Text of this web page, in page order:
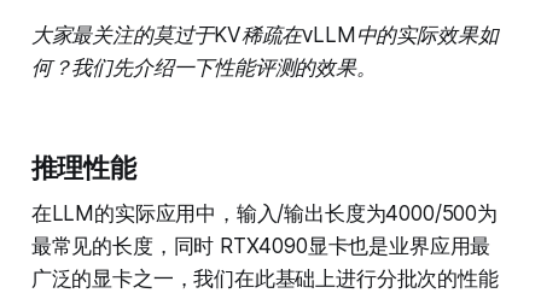
大家最关注的莫过于KV稀疏在vLLM中的实际效果如
何？我们先介绍一下性能评测的效果。
推理性能
在LLM的实际应用中，输入/输出长度为4000/500为
最常见的长度，同时 RTX4090显卡也是业界应用最
广泛的显卡之一，我们在此基础上进行分批次的性能